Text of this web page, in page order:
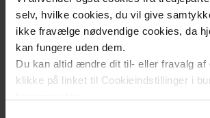
selv, hvilke cookies, du vil give
ikke fravælge nødvendige cookies, da
kan fungere uden dem.
Du kan altid ændre dit til- eller fravalg af
klikke på linket til Cookieindstillinger i
Se uddannelsesprogrammerne
afdelinger der indgår i
uddannelsen i almen medicin,
kan finde
praksis.